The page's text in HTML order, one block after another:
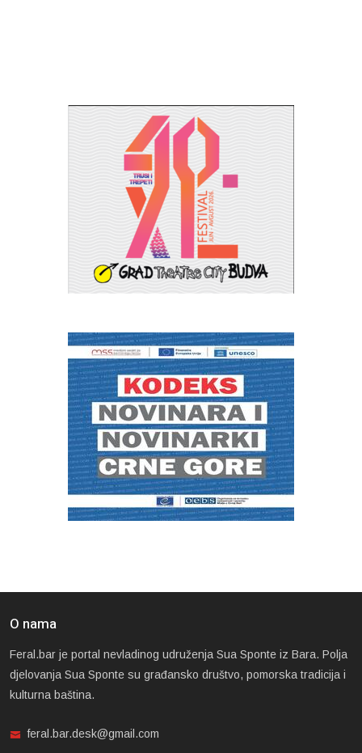
O nama
Feral.bar je portal nevladinog udruženja Sua Sponte iz Bara. Polja
djelovanja Sua Sponte su građansko društvo, pomorska tradicija i
kulturna baština.
feral.bar.desk@gmail.com